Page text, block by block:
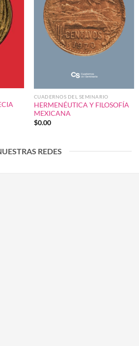
CUADERNOS DEL SEMINARIO
HERMENÉUTICA Y FILOSOFÍA
MEXICANA
$0.00
REDES